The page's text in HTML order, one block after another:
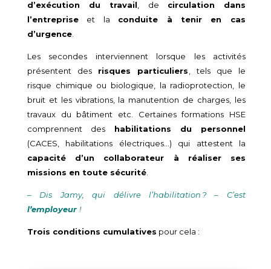
d’exécution du travail , de circulation dans
l’entreprise et la conduite à tenir en cas
d’urgence
Les secondes interviennent lorsque les activités
présentent des risques particuliers , tels que le
risque chimique ou biologique, la radioprotection, le
bruit et les vibrations, la manutention de charges, les
travaux du bâtiment etc. Certaines formations HSE
comprennent des habilitations du personnel
(CACES, habilitations électriques…) qui attestent la
capacité d’un collaborateur à réaliser ses
missions en toute sécurité
– Dis Jamy, qui délivre l’habilitation ? – C’est
l’employeur !
Trois conditions cumulatives pour cela :